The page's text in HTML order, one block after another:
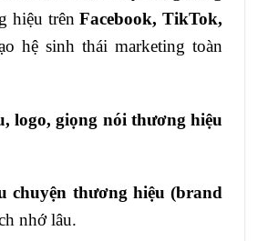
hiệu trênFacebook, TikTok,
hệ sinh thái marketing toàn
logo, giọng nói thương hiệu
chuyện thương hiệu (brand
nhớ lâu.